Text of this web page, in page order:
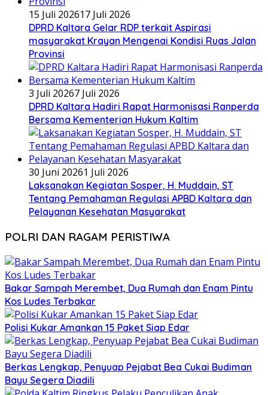
15 Juli 202617 Juli 2026
DPRD Kaltara Gelar RDP terkait Aspirasi
masyarakat Krayan Mengenai Kondisi Ruas Jalan
Provinsi
3 Juli 20267 Juli 2026
DPRD Kaltara Hadiri Rapat Harmonisasi Ranperda
Bersama Kementerian Hukum Kaltim
30 Juni 20261 Juli 2026
Laksanakan Kegiatan Sosper, H. Muddain, ST
Tentang Pemahaman Regulasi APBD Kaltara dan
Pelayanan Kesehatan Masyarakat
POLRI DAN RAGAM PERISTIWA
Bakar Sampah Merembet, Dua Rumah dan Enam Pintu
Kos Ludes Terbakar
Polisi Kukar Amankan 15 Paket Siap Edar
Berkas Lengkap, Penyuap Pejabat Bea Cukai Budiman
Bayu Segera Diadili